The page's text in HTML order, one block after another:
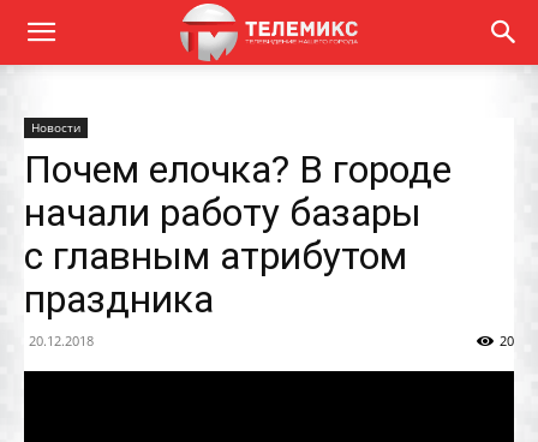
Новости
Почем елочка? В городе
начали работу базары
с главным атрибутом
праздника
20.12.2018 20